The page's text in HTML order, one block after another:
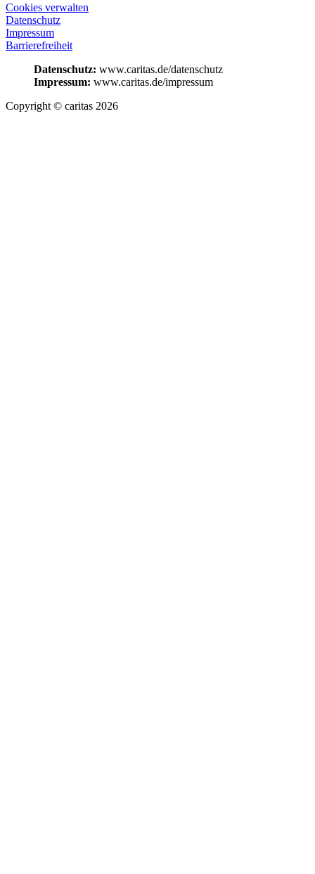
Cookies verwalten
Datenschutz
Impressum
Barrierefreiheit
Datenschutz: www.caritas.de/datenschutz
Impressum: www.caritas.de/impressum
Copyright © caritas 2026